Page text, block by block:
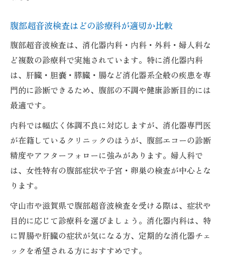
腹部超音波検査はどの診療科が適切か比較
腹部超音波検査は、消化器内科・内科・外科・婦人科な
ど複数の診療科で実施されています。特に消化器内科
は、肝臓・胆嚢・膵臓・腸など消化器系全般の疾患を専
門的に診断できるため、腹部の不調や健康診断目的には
最適です。
内科では幅広く体調不良に対応しますが、消化器専門医
が在籍しているクリニックのほうが、腹部エコーの診断
精度やアフターフォローに強みがあります。婦人科で
は、女性特有の腹部症状や子宮・卵巣の検査が中心とな
ります。
守山市や滋賀県で腹部超音波検査を受ける際は、症状や
目的に応じて診療科を選びましょう。消化器内科は、特
に胃腸や肝臓の症状が気になる方、定期的な消化器チェ
ックを希望される方におすすめです。